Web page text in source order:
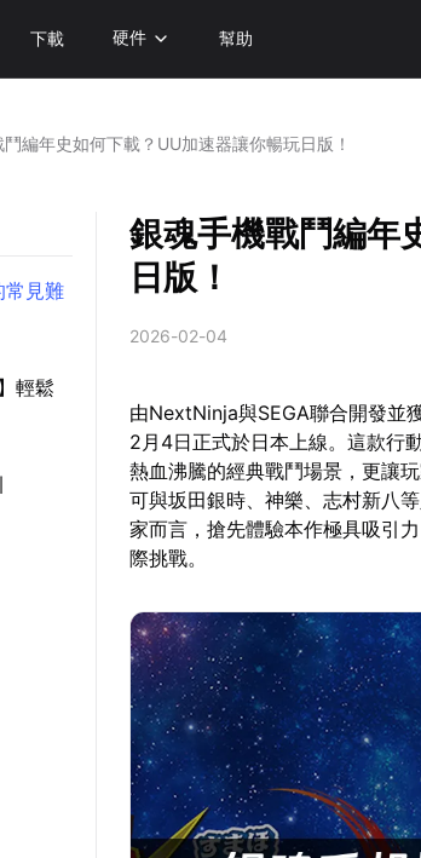
下載 硬件 幫助
編年史如何下載？UU加速器讓你暢玩日版！
常見難
輕鬆
銀魂手機戰鬥編年
日版！
2026-02-04
由NextNinja與SEGA聯合開發並
2月4日正式於日本上線。這款行
熱血沸騰的經典戰鬥場景，更讓
可與坂田銀時、神樂、志村新八
家而言，搶先體驗本作極具吸引
際挑戰。